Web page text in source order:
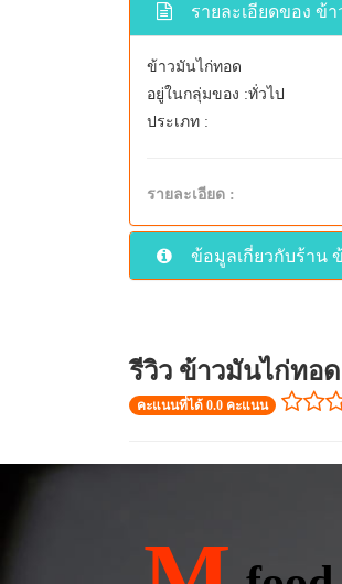
รายละเอียดของ ข้
ข้าวมันไก่ทอด
อยู่ในกลุ่มของ :ทั่วไป
ประเภท :
รายละเอียด :
ข้อมูลเกี่ยวกับร้าน
รีวิว ข้าวมันไก่ทอ
คะแนนที่ได้ 0.0 คะแนน